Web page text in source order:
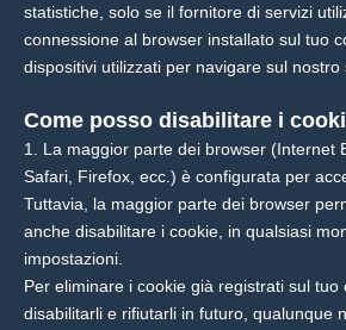
statistiche, solo se il fornitore di servizi
connessione al browser installato sul tuo
dispositivi utilizzati per navigare sul nostro
Come posso disabilitare i
1. La maggior parte dei browser (Internet
Safari, Firefox, ecc.) è configurata per
Tuttavia, la maggior parte dei browser
anche disabilitare i cookie, in qualsiasi
impostazioni.
Per eliminare i cookie già registrati sul tuo
disabilitarli e rifiutarli in futuro, qualunque